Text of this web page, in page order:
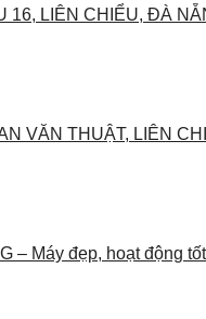
16, LIÊN CHIỂU, ĐÀ
VĂN THUẬT, LIÊN
– Máy đẹp, hoạt động tốt